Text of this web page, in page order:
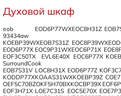
Духовой шкаф
eob
93434aw
EOD6P77WXEOC8H31Z
KOEBP39WXEOB7S31Z EOC8P39WX
EOD6P77X EOC9P31WXEOC6P71X
EOF3C50TX
SurroundCook
EVL6E40X EOC6P77X
EOB7S31V LOC8H31X EOD6P77Z
KODDP77XKOAAS31WXKOEBP39Z
OEF5C70BZOKF5H70BXKOCBP39X
EOF3H71X LOE7C31S EOC5E70X